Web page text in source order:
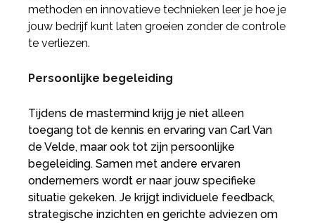
methoden en innovatieve technieken leer je hoe je
jouw bedrijf kunt laten groeien zonder de controle
te verliezen.
Persoonlijke begeleiding
Tijdens de mastermind krijg je niet alleen
toegang tot de kennis en ervaring van Carl Van
de Velde, maar ook tot zijn persoonlijke
begeleiding. Samen met andere ervaren
ondernemers wordt er naar jouw specifieke
situatie gekeken. Je krijgt individuele feedback,
strategische inzichten en gerichte adviezen om